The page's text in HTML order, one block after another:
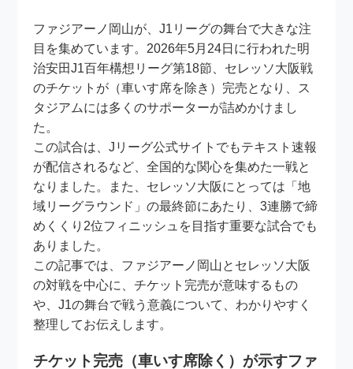
ファジアーノ岡山が、J1リーグの舞台で大きな注
目を集めています。2026年5月24日に行われた明
治安田J1百年構想リーグ第18節、セレッソ大阪戦
のチケットが（車いす席を除き）完売となり、ス
タジアムには多くのサポーターが詰めかけまし
た。
この試合は、Jリーグ公式サイトでもテキスト速報
が配信されるなど、全国的な関心を集めた一戦と
なりました。また、セレッソ大阪にとっては「地
域リーグラウンド」の最終節にあたり、3連勝で締
めくくり2位フィニッシュを目指す重要な試合でも
ありました。
この記事では、ファジアーノ岡山とセレッソ大阪
の対戦を中心に、チケット完売が意味するもの
や、J1の舞台で戦う意義について、わかりやすく
整理してお伝えします。
チケット完売（車いす席除く）が示すファ